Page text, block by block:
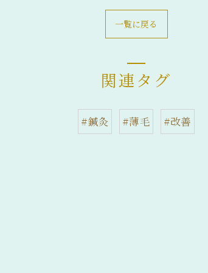
一覧に戻る
関連タグ
#鍼灸 #薄毛 #改善